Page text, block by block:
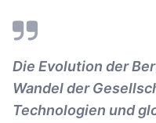
Die Evolution der
Wandel der
Technologien und